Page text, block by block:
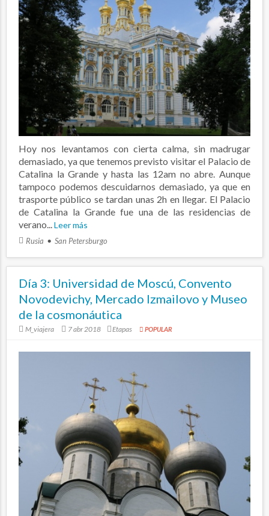
Hoy nos levantamos con cierta calma, sin madrugar
demasiado, ya que tenemos previsto visitar el Palacio de
Catalina la Grande y hasta las 12am no abre. Aunque
tampoco podemos descuidarnos demasiado, ya que en
trasporte público se tardan unas 2h en llegar. El Palacio
de Catalina la Grande fue una de las residencias de
verano...Leer más
Rusia San Petersburgo
Día 3: Universidad de Moscú, Convento
Novodevichy, Mercado Izmailovo y Museo
de la cosmonáutica
M_viajera 7 abr 2018 Etapas POPULAR